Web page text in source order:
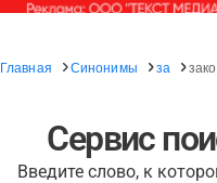
Главная Синонимы за
Сервис
Введите слово, к